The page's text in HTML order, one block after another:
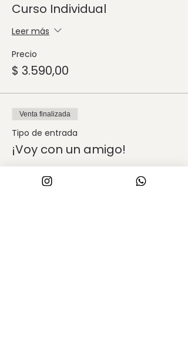
Curso Individual
Leer más
Precio
$ 3.590,00
Venta finalizada
Tipo de entrada
¡Voy con un amigo!